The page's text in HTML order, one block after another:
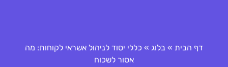
דף הבית » בלוג » כללי יסוד לניהול אשראי לקוחות: מה
אסור לשכוח